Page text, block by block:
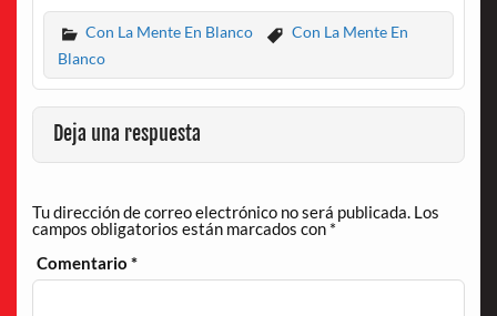
Con La Mente En Blanco
Con La Mente En
Blanco
Deja una respuesta
Tu dirección de correo electrónico no será publicada. Los
campos obligatorios están marcados con *
Comentario*